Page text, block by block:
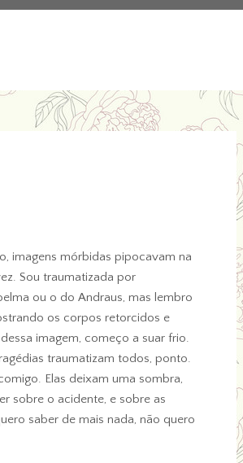
imagens mórbidas pipocavam na
Sou traumatizada por
ou o do Andraus, mas lembro
os corpos retorcidos e
imagem, começo a suar frio.
traumatizam todos, ponto.
Elas deixam uma sombra,
sobre o acidente, e sobre as
saber de mais nada, não quero